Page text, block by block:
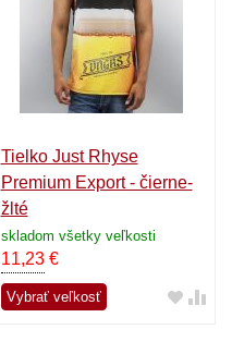
Tielko Just Rhyse
Premium Export - čierne-
žlté
skladom všetky veľkosti
11,23€
Vybrať veľkosť